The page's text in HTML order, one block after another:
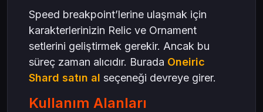
Speed breakpoint’lerine ulaşmak için
karakterlerinizin Relic ve Ornament
setlerini geliştirmek gerekir. Ancak bu
süreç zaman alıcıdır. Burada Oneiric
Shard satın al seçeneği devreye girer.
Kullanım Alanları